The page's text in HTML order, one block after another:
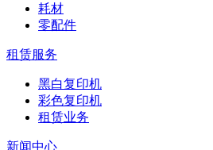
耗材
零配件
租赁服务
黑白复印机
彩色复印机
租赁业务
新闻中心